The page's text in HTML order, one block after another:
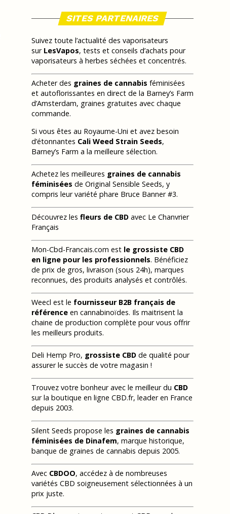
SITES PARTENAIRES
Suivez toute l’actualité des vaporisateurs
sur LesVapos, tests et conseils d’achats pour
vaporisateurs à herbes séchées et concentrés.
Acheter des graines de cannabis féminisées
et autoflorissantes en direct de la Barney’s Farm
d’Amsterdam, graines gratuites avec chaque
commande.
Si vous êtes au Royaume-Uni et avez besoin
d’étonnantes Cali Weed Strain Seeds,
Barney’s Farm a la meilleure sélection.
Achetez les meilleures graines de cannabis
féminisées de Original Sensible Seeds, y
compris leur variété phare Bruce Banner #3.
Découvrez les fleurs de CBD avec Le Chanvrier
Français
Mon-Cbd-Francais.com est le grossiste CBD
en ligne pour les professionnels. Bénéficiez
de prix de gros, livraison (sous 24h), marques
reconnues, des produits analysés et contrôlés.
Weecl est le fournisseur B2B français de
référence en cannabinoïdes. Ils maitrisent la
chaine de production complète pour vous offrir
les meilleurs produits.
Deli Hemp Pro, grossiste CBD de qualité pour
assurer le succès de votre magasin !
Trouvez votre bonheur avec le meilleur du CBD
sur la boutique en ligne CBD.fr, leader en France
depuis 2003.
Silent Seeds propose les graines de cannabis
féminisées de Dinafem, marque historique,
banque de graines de cannabis depuis 2005.
Avec CBDOO, accédez à de nombreuses
variétés CBD soigneusement sélectionnées à un
prix juste.